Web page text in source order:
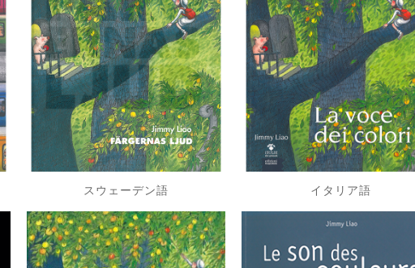
スウェーデン語 イタリア語